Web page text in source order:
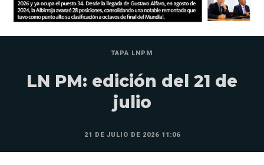
TAPA LNPM
LN PM: edición del 21 de
julio
21 DE JULIO DE 2026 11:06